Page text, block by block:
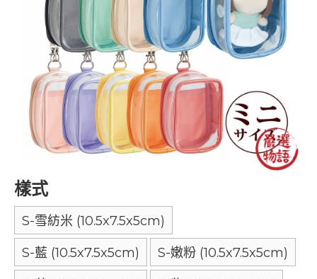
樣式
S-雪紡米 (10.5x7.5x5cm)
S-藍 (10.5x7.5x5cm) S-嫩粉 (10.5x7.5x5cm)